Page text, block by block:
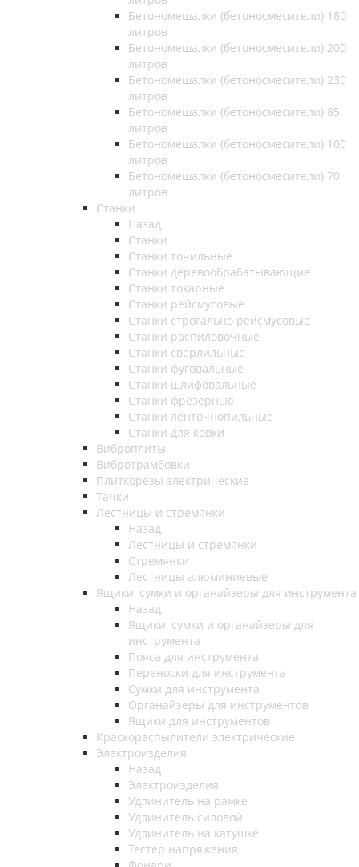
Бетономешалки (бетоносмесители) 180
литров
Бетономешалки (бетоносмесители) 200
литров
Бетономешалки (бетоносмесители) 230
литров
Бетономешалки (бетоносмесители) 85
литров
Бетономешалки (бетоносмесители) 100
литров
Бетономешалки (бетоносмесители) 70
литров
Станки
Назад
Станки
Станки точильные
Станки деревообрабатывающие
Станки токарные
Станки рейсмусовые
Станки строгально рейсмусовые
Станки распиловочные
Станки сверлильные
Станки фуговальные
Станки шлифовальные
Станки фрезерные
Станки ленточнопильные
Станки для ковки
Виброплиты
Вибротрамбовки
Плиткорезы электрические
Тачки
Лестницы и стремянки
Назад
Лестницы и стремянки
Стремянки
Лестницы алюминиевые
Ящики, сумки и органайзеры для инструмента
Назад
Ящики, сумки и органайзеры для
инструмента
Пояса для инструмента
Переноски для инструмента
Сумки для инструмента
Органайзеры для инструментов
Ящики для инструментов
Краскораспылители электрические
Электроизделия
Назад
Электроизделия
Удлинитель на рамке
Удлинитель силовой
Удлинитель на катушке
Тестер напряжения